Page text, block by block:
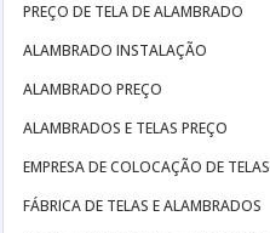
PREÇO DE TELA DE ALAMBRADO
ALAMBRADO INSTALAÇÃO
ALAMBRADO PREÇO
ALAMBRADOS E TELAS PREÇO
EMPRESA DE COLOCAÇÃO DE TELAS
FÁBRICA DE TELAS E ALAMBRADOS